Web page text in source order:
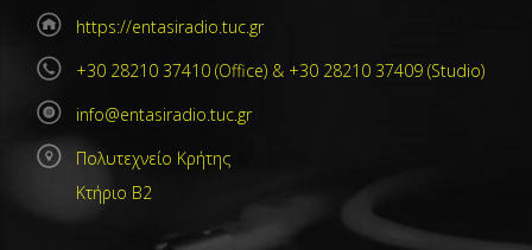
https://entasiradio.tuc.gr
+30 28210 37410 (Office) & +30 28210 37409 (Studio)
info@entasiradio.tuc.gr
Πολυτεχνείο Κρήτης
Κτήριο Β2